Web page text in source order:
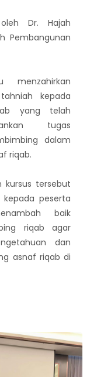
Dr. Hajah
Pembangunan
menzahirkan
kepada
yang telah
tugas
dalam
riqab.
kursus tersebut
peserta
baik
riqab agar
dan
asnaf riqab di